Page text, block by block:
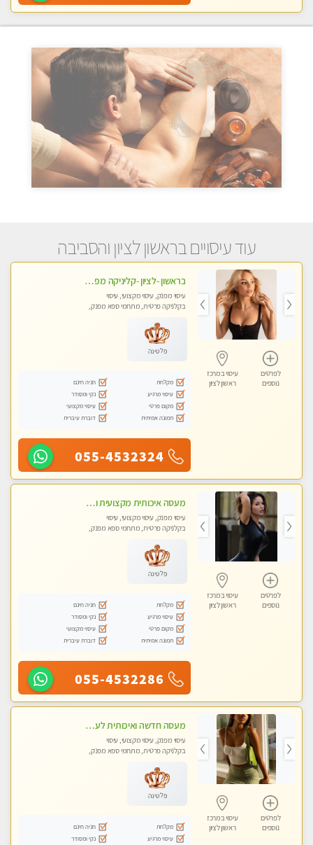
עוד עיסויים בראשון לציון והסביבה
לפרטים
נוספים
עיסוי במרכז
ראשון לציון
בראשון -לציון -קליניקה מפוארת צוות צעיר ומקצועי לעיסוי VIP באווירה חמה ונעימה מומלץ ביותר! חוויה מפנקת מאוד ... ללא מין !!
עיסוי מפנק, עיסוי מקצועי, עיסוי
בקלניקה פרטית, מתחמי ספא מפנק,
פלטינה
מקלחת
חניה חינם
עיסוי מרגיע
נקי ומסודר
מקום פרטי
עיסוי מקצועי
תמונה אמיתית
דוברת עיברית
055-4532324
לפרטים
נוספים
עיסוי במרכז
ראשון לציון
מעסה איכותית מקצועית ומפנקת מאוד- ללא מין !!!
עיסוי מפנק, עיסוי מקצועי, עיסוי
בקלניקה פרטית, מתחמי ספא מפנק,
פלטינה
מקלחת
חניה חינם
עיסוי מרגיע
נקי ומסודר
מקום פרטי
עיסוי מקצועי
תמונה אמיתית
דוברת עיברית
055-4532286
לפרטים
נוספים
עיסוי במרכז
ראשון לציון
מעסה חדשה ואיכותית לעיסוי מרגיע ומפנק VIP-מומלץ לחלוטין! פרטי! ​​​​​​ Highly recommended
עיסוי מפנק, עיסוי מקצועי, עיסוי
בקלניקה פרטית, מתחמי ספא מפנק,
פלטינה
מקלחת
חניה חינם
עיסוי מרגיע
נקי ומסודר